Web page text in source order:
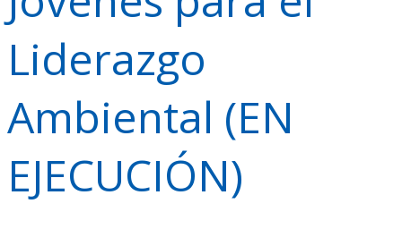
Liderazgo
Ambiental (EN
EJECUCIÓN)